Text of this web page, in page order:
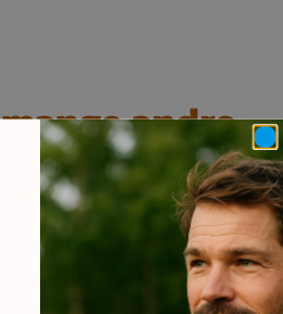
andre
ginelskere.
KUNDEKLUBBEN
til opdateringer på